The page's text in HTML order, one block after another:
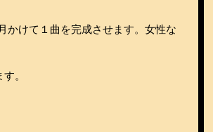
かけて１曲を完成させます。女性な
。